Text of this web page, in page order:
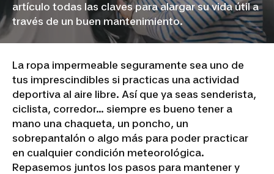
artículo todas las claves para alargar su vida útil a
través de un buen mantenimiento.
La ropa impermeable seguramente sea uno de
tus imprescindibles si practicas una actividad
deportiva al aire libre. Así que ya seas senderista,
ciclista, corredor… siempre es bueno tener a
mano una chaqueta, un poncho, un
sobrepantalón o algo más para poder practicar
en cualquier condición meteorológica.
Repasemos juntos los pasos para mantener y